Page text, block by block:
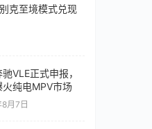
克至境模式兑现
VLE正式申报，
火纯电MPV市场
月7日